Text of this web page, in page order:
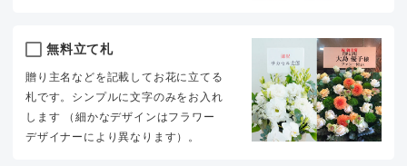
無料立て札
贈り主名などを記載してお花に立てる
札です。シンプルに文字のみをお入れ
します （細かなデザインはフラワー
デザイナーにより異なります）。